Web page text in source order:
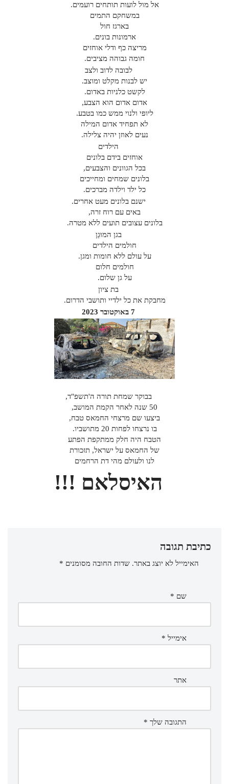
אל מול לועות תותחים רועמים.
במשחקם התמים
בארגז חול
ארמונות בונים.
מריצה כף ודלי אוחזים
חומה גבוהה מציבים.
לבובה לדוב ולצב
יש לבנות מקלט ומוצב.
לקשט כלניות באדום.
אדום אדום הוא הצבע,
ליופי ולנוי ממש כמו בטבע.
לא תפחיד אדום המילה
נעים לאוזן יהיה צלילה.
הילדים
אוחזים בידם בלונים
בכל הגוונים והצבעים,
בלונים שמחים ומחייכים
כל ילד וילדה מברכים.
ישנם בלונים מעט אחרים.
באים עם רוח זרה,
בלונים עצובים תועים ללא מטרה.
בגן המוּגַן
חולמים הילדים
על עולם ללא חומות ומגן.
חולמים חלום
על גן שלום.
בת ציון
מחבקת את כל ילדיי ותושבי הדרום.
7 באוקטובר 2023
בבוקר שמחת תורה ה'תשפ"ד,
50 שנה לאחר הקמת המושב,
ביצעו שם מרצחי החמאס טבח,
בו נרצחו לפחות 20 מתושביו.
הטבח היה חלק ממתקפת הפתע
של החמאס על ישראל, תזכורת
לנו ולעולם מהי דת הרחמים
האיסלאם !!!
כתיבת תגובה
האימייל לא יוצג באתר. שדות החובה מסומנים *
שם *
אימייל *
אתר
התגובה שלך *